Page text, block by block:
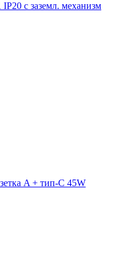
с заземл. механизм
A + тип-C 45W